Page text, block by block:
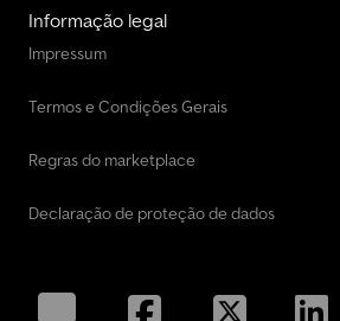
Informação legal
Impressum
Termos e Condições Gerais
Regras do marketplace
Declaração de proteção de dados